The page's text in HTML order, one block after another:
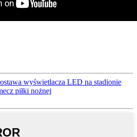
wyświetlacza LED na stadionie
piłki nożnej